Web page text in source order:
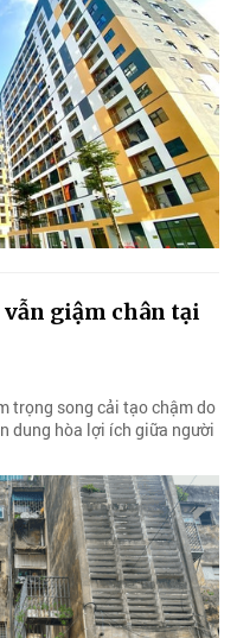
vẫn giậm chân tại
trọng song cải tạo chậm do
dung hòa lợi ích giữa người